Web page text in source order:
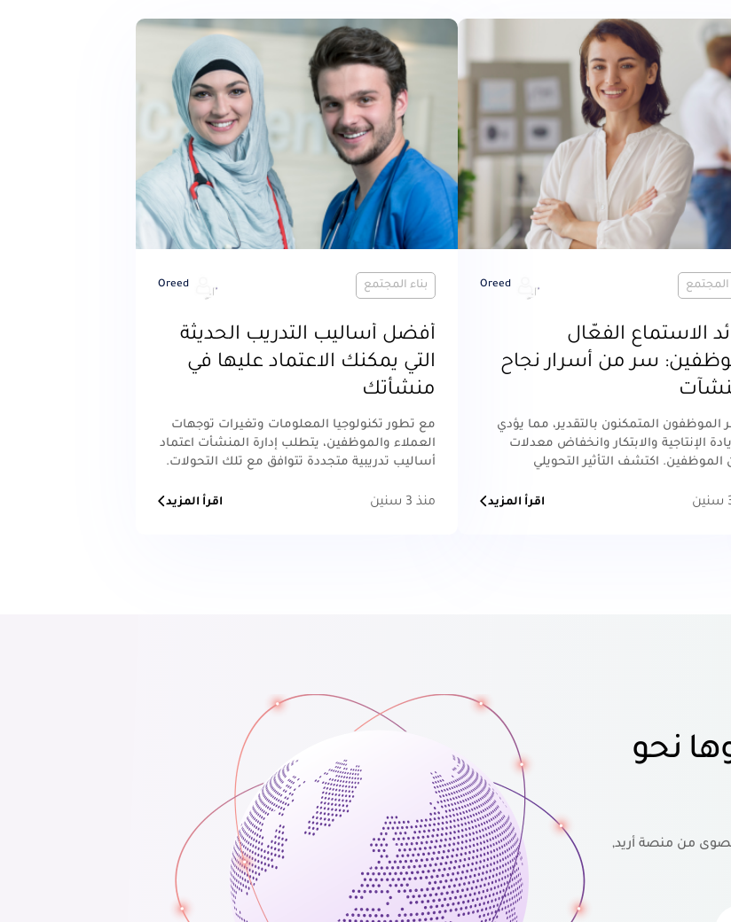
المجتمع Oreed
الاستماع الفعّال
سر من أسرار نجاح
الموظفون المتمكنون بالتقدير، مما يؤدي
الإنتاجية والابتكار وانخفاض معدلات
الموظفين. اكتشف التأثير التحويلي
لمؤسستك.
اقرأ المزيد
بناء المجتمع Oreed
أفضل أساليب التدريب الحديثة
التي يمكنك الاعتماد عليها في
منشأتك
مع تطور تكنولوجيا المعلومات وتغيرات توجهات
العملاء والموظفين، يتطلب إدارة المنشأت اعتماد
أساليب تدريبية متجددة تتوافق مع تلك التحولات.
منذ 3 سنين اقرأ المزيد
نحو
من منصة أريد,